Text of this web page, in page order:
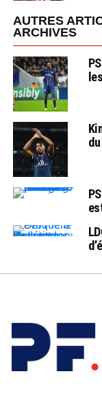
AUTRES
ARCHIVES